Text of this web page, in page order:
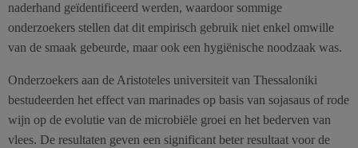
naderhand geïdentificeerd werden, waardoor sommige
onderzoekers stellen dat dit empirisch gebruik niet enkel omwille
van de smaak gebeurde, maar ook een hygiënische noodzaak was.
Onderzoekers aan de Aristoteles universiteit van Thessaloniki
bestudeerden het effect van marinades op basis van sojasaus of rode
wijn op de evolutie van de microbiële groei en het bederven van
vlees. De resultaten geven een significant beter resultaat voor de